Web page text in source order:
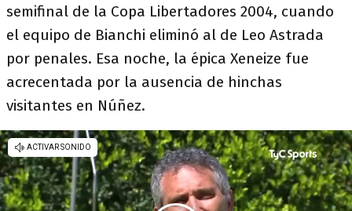
semifinal de la Copa Libertadores 2004, cuando
el equipo de Bianchi eliminó al de Leo Astrada
por penales. Esa noche, la épica Xeneize fue
acrecentada por la ausencia de hinchas
visitantes en Núñez.